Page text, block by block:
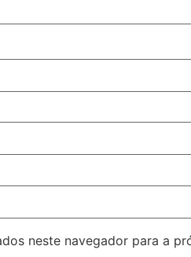
neste navegador para a